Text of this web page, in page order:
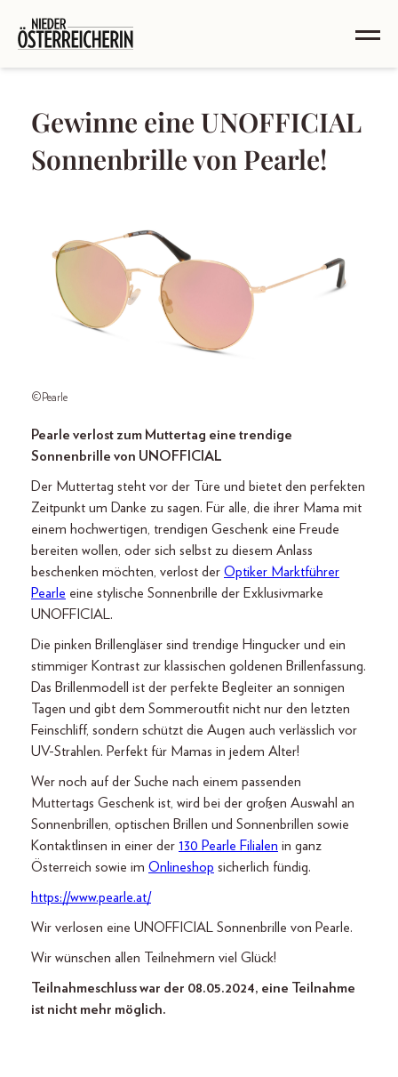
Gewinne eine UNOFFICIAL
Sonnenbrille von Pearle!
©Pearle
Pearle verlost zum Muttertag eine trendige
Sonnenbrille von UNOFFICIAL
Der Muttertag steht vor der Türe und bietet den perfekten
Zeitpunkt um Danke zu sagen. Für alle, die ihrer Mama mit
einem hochwertigen, trendigen Geschenk eine Freude
bereiten wollen, oder sich selbst zu diesem Anlass
beschenken möchten, verlost der Optiker Marktführer
Pearle eine stylische Sonnenbrille der Exklusivmarke
UNOFFICIAL.
Die pinken Brillengläser sind trendige Hingucker und ein
stimmiger Kontrast zur klassischen goldenen Brillenfassung.
Das Brillenmodell ist der perfekte Begleiter an sonnigen
Tagen und gibt dem Sommeroutfit nicht nur den letzten
Feinschliff, sondern schützt die Augen auch verlässlich vor
UV-Strahlen. Perfekt für Mamas in jedem Alter!
Wer noch auf der Suche nach einem passenden
Muttertags Geschenk ist, wird bei der großen Auswahl an
Sonnenbrillen, optischen Brillen und Sonnenbrillen sowie
Kontaktlinsen in einer der 130 Pearle Filialen in ganz
Österreich sowie im Onlineshop sicherlich fündig.
https://www.pearle.at/
Wir verlosen eine UNOFFICIAL Sonnenbrille von Pearle.
Wir wünschen allen Teilnehmern viel Glück!
Teilnahmeschluss war der 08.05.2024, eine Teilnahme
ist nicht mehr möglich.